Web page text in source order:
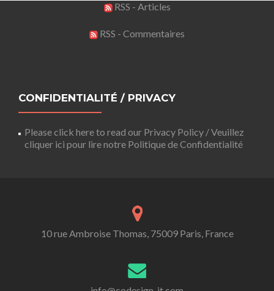
RSS - Articles
RSS - Commentaires
CONFIDENTIALITÉ / PRIVACY
Please click here to read our Privacy Policy / Veuillez
cliquer ici pour lire notre Politique de Confidentialité
10 rue Ambroise Thomas, 75009 Paris, France